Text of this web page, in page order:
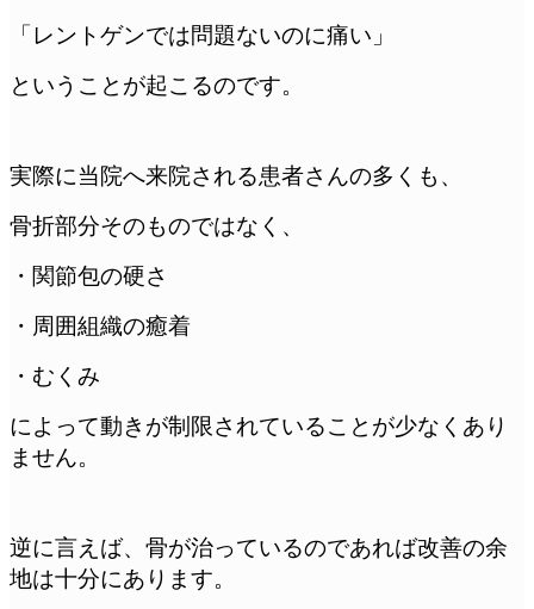
「レントゲンでは問題ないのに痛い」
ということが起こるのです。
実際に当院へ来院される患者さんの多くも、
骨折部分そのものではなく、
・関節包の硬さ
・周囲組織の癒着
・むくみ
によって動きが制限されていることが少なくあり
ません。
逆に言えば、骨が治っているのであれば改善の余
地は十分にあります。